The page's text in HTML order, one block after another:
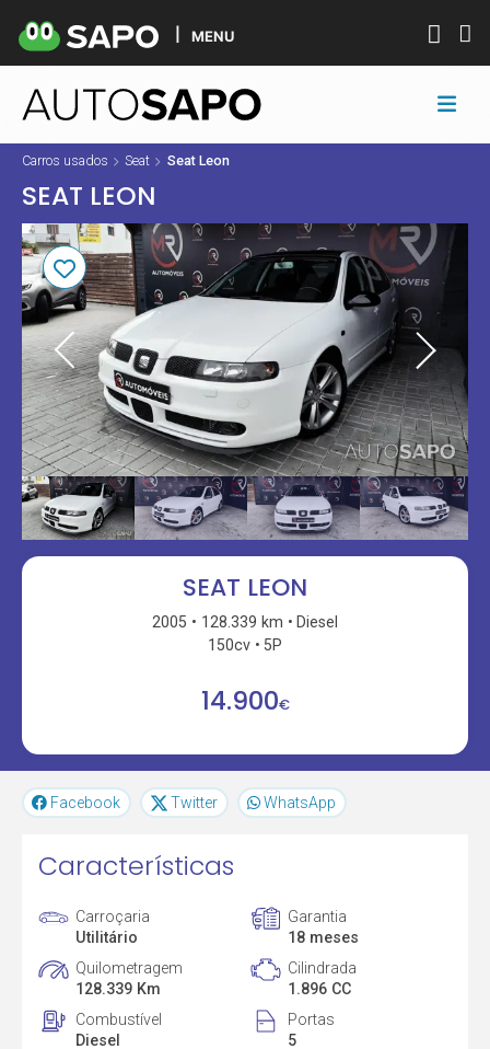
MENU
Carros usados Seat Seat Leon
SEAT LEON
SEAT LEON
2005 128.339 km
Diesel
150cv
5P
14.900€
Facebook Twitter WhatsApp
Características
Carroçaria
Utilitário
Garantia
18 meses
Quilometragem
128.339 Km
Cilindrada
1.896 CC
Combustível
Diesel
Portas
5